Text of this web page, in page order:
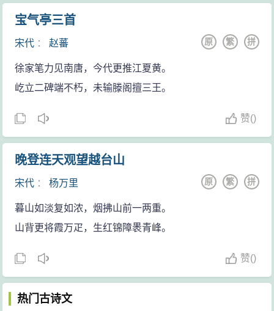
宝气亭三首
宋代 ：赵蕃 拼
繁
原
徐家笔力见南唐，今代更推江夏黄。
屹立二碑端不朽，未输滕阁擅三王。
赞()
晚登连天观望越台山
宋代 ：杨万里 拼
繁
原
暮山如淡复如浓，烟拂山前一两重。
山背更将霞万疋，生红锦障褁青峰。
赞()
热门古诗文